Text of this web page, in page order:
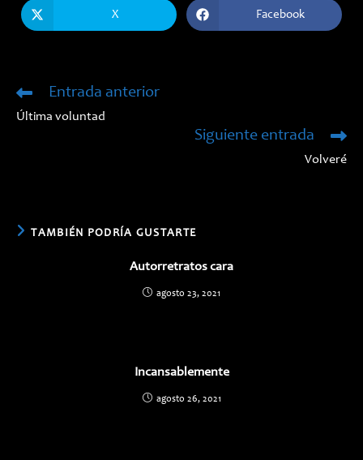
CONTENIDO
abre
X
Se
abre
Facebook
Leer
más
artículos
Entrada anterior
Última voluntad
Siguiente entrada
Volveré
TAMBIÉN PODRÍA GUSTARTE
Autorretratos cara
agosto 23, 2021
Incansablemente
agosto 26, 2021